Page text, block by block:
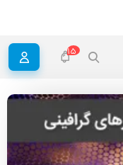
15